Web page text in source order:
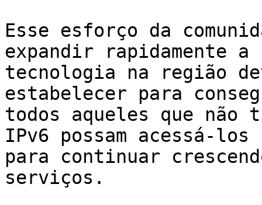
Esse esforço da
expandir rapidamente
tecnologia na região
estabelecer para
todos aqueles que não
IPv6 possam acessá-los
para continuar
serviços.